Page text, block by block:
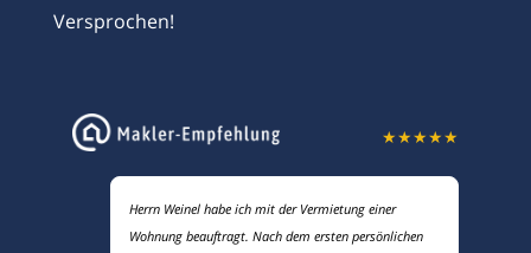
Versprochen!
★
★
★
★
★
Herrn Weinel habe ich mit der Vermietung einer
Wohnung beauftragt. Nach dem ersten persönlichen